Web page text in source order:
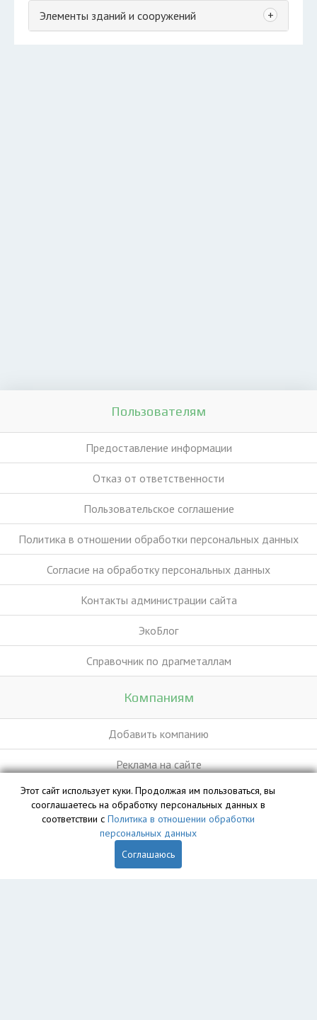
Элементы зданий и сооружений +
Пользователям
Предоставление информации
Отказ от ответственности
Пользовательское соглашение
Политика в отношении обработки персональных данных
Согласие на обработку персональных данных
Контакты администрации сайта
ЭкоБлог
Справочник по драгметаллам
Компаниям
Добавить компанию
Реклама на сайте
База данных сайта vyvoz.org является интеллектуальной
собственностью ООО «Профит» и охраняется законом.
Этот сайт использует куки. Продолжая им пользоваться, вы
сооглашаетесь на обработку персональных данных в
соответствии с Политика в отношении обработки
персональных данных
Соглашаюсь